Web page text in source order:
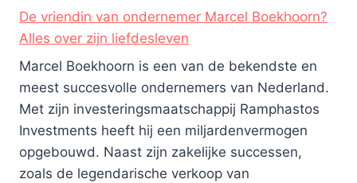
De vriendin van ondernemer Marcel Boekhoorn?
Alles over zijn liefdesleven
Marcel Boekhoorn is een van de bekendste en
meest succesvolle ondernemers van Nederland.
Met zijn investeringsmaatschappij Ramphastos
Investments heeft hij een miljardenvermogen
opgebouwd. Naast zijn zakelijke successen,
zoals de legendarische verkoop van